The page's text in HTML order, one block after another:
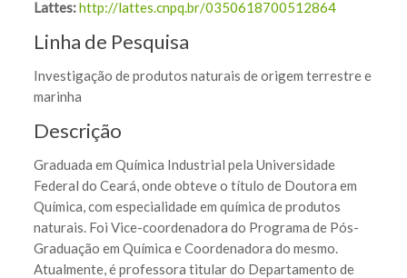
Lattes:http://lattes.cnpq.br/0350618700512864
Linha de Pesquisa
Investigação de produtos naturais de origem terrestre e
marinha
Descrição
Graduada em Química Industrial pela Universidade
Federal do Ceará, onde obteve o título de Doutora em
Química, com especialidade em química de produtos
naturais. Foi Vice-coordenadora do Programa de Pós-
Graduação em Química e Coordenadora do mesmo.
Atualmente, é professora titular do Departamento de